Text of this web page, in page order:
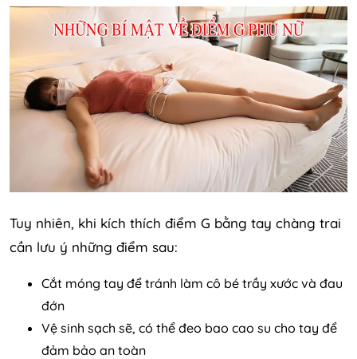
Tuy nhiên, khi kích thích điểm G bằng tay chàng trai
cần lưu ý những điểm sau:
Cắt móng tay để tránh làm cô bé trầy xước và đau
đớn
Vệ sinh sạch sẽ, có thể đeo bao cao su cho tay để
đảm bảo an toàn